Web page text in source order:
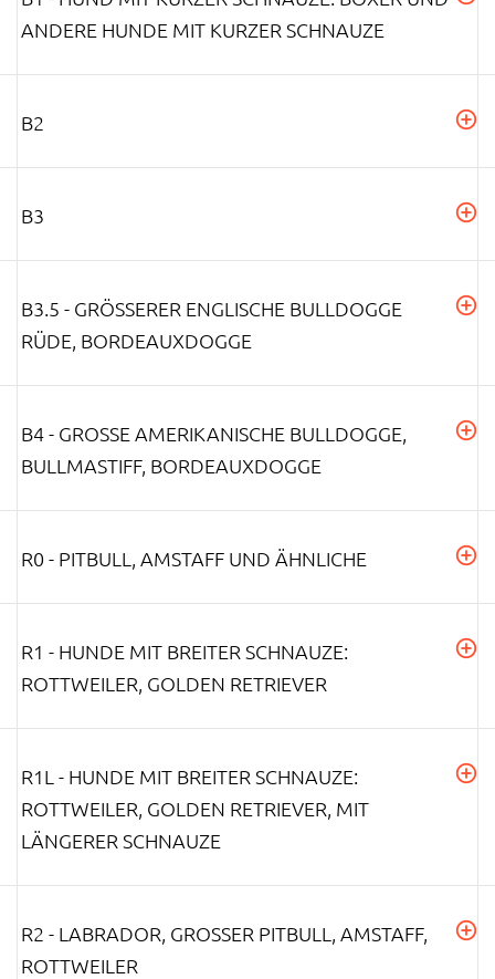
ANDERE HUNDE MIT KURZER SCHNAUZE
B2
B3
B3.5 - GRÖSSERER ENGLISCHE BULLDOGGE R
ÜDE, BORDEAUXDOGGE
B4 - GROSSE AMERIKANISCHE BULLDOGGE, B
ULLMASTIFF, BORDEAUXDOGGE
R0 - PITBULL, AMSTAFF UND ÄHNLICHE
R1 - HUNDE MIT BREITER SCHNAUZE:
ROTTWEILER, GOLDEN RETRIEVER
R1L - HUNDE MIT BREITER SCHNAUZE:
ROTTWEILER, GOLDEN RETRIEVER, MIT
LÄNGERER SCHNAUZE
R2 - LABRADOR, GROSSER PITBULL, AMSTAFF, R
OTTWEILER